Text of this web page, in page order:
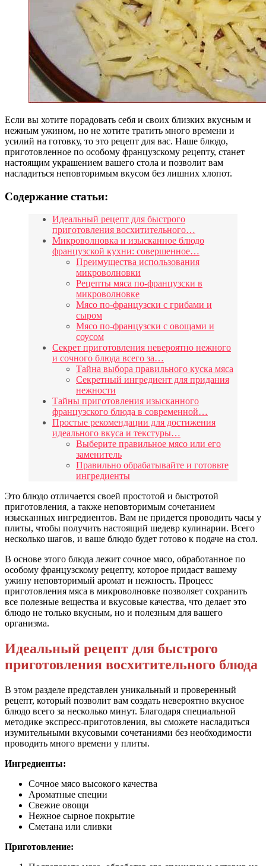
Если вы хотите порадовать себя и своих близких вкусным и
нежным ужином, но не хотите тратить много времени и
усилий на готовку, то это рецепт для вас. Наше блюдо,
приготовленное по особому французскому рецепту, станет
настоящим украшением вашего стола и позволит вам
насладиться неповторимым вкусом без лишних хлопот.
Содержание статьи:
Идеальный рецепт для быстрого
приготовления восхитительного…
Микроволновка и изысканное блюдо
французской кухни: совершенное…
Преимущества использования
микроволновки
Рецепты мяса по-французски в
микроволновке
Мясо по-французски с грибами и
сыром
Мясо по-французски с овощами и
соусом
Секрет приготовления невероятно нежного
и сочного блюда всего за…
Тайна выбора правильного куска мяса
Секретный ингредиент для придания
нежности
Тайны приготовления изысканного
французского блюда в современной…
Простые рекомендации для достижения
идеального вкуса и текстуры…
Выберите правильное мясо или его
заменитель
Правильно обрабатывайте и готовьте
ингредиенты
Это блюдо отличается своей простотой и быстротой
приготовления, а также неповторимым сочетанием
изысканных ингредиентов. Вам не придется проводить часы у
плиты, чтобы получить настоящий шедевр кулинарии. Всего
несколько шагов, и ваше блюдо будет готово к подаче на стол.
В основе этого блюда лежит сочное мясо, обработанное по
особому французскому рецепту, которое придаст вашему
ужину неповторимый аромат и нежность. Процесс
приготовления мяса в микроволновке позволяет сохранить
все полезные вещества и вкусовые качества, что делает это
блюдо не только вкусным, но и полезным для вашего
организма.
Идеальный рецепт для быстрого
приготовления восхитительного блюда
В этом разделе представлен уникальный и проверенный
рецепт, который позволит вам создать невероятно вкусное
блюдо всего за несколько минут. Благодаря специальной
методике экспресс-приготовления, вы сможете насладиться
изумительными вкусовыми сочетаниями без необходимости
проводить много времени у плиты.
Ингредиенты:
Сочное мясо высокого качества
Ароматные специи
Свежие овощи
Нежное сырное покрытие
Сметана или сливки
Приготовление: